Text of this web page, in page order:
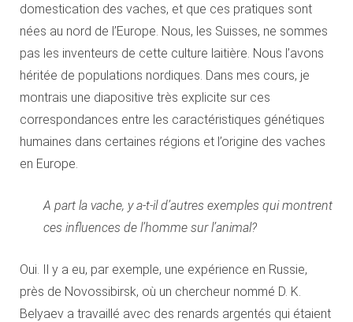
domestication des vaches, et que ces pratiques sont
nées au nord de l’Europe. Nous, les Suisses, ne sommes
pas les inventeurs de cette culture laitière. Nous l’avons
héritée de populations nordiques. Dans mes cours, je
montrais une diapositive très explicite sur ces
correspondances entre les caractéristiques génétiques
humaines dans certaines régions et l’origine des vaches
en Europe.
A part la vache, y a-t-il d’autres exemples qui montrent
ces influences de l’homme sur l’animal?
Oui. Il y a eu, par exemple, une expérience en Russie,
près de Novossibirsk, où un chercheur nommé D. K.
Belyaev a travaillé avec des renards argentés qui étaient